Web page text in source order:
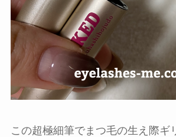
この超極細筆でまつ毛の生え際ギ